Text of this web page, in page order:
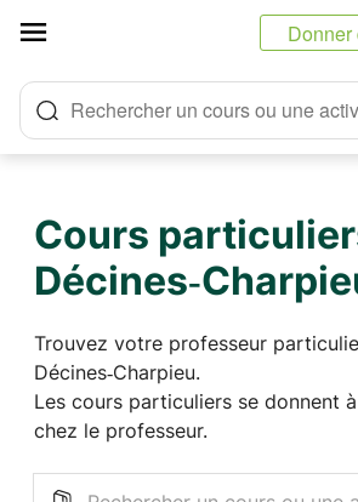
Rechercher un cours ou une
Cours
Trouvez votre professeur
Décines‑Charpieu.
Les cours particuliers se donnent
chez le professeur.